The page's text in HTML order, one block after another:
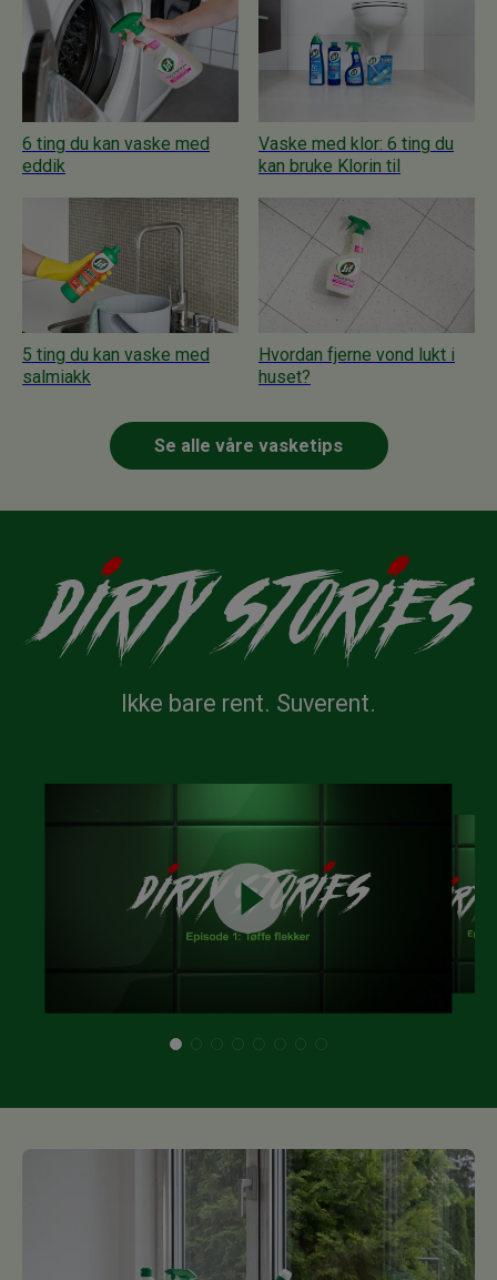
Vi arbeider med løsninger hvor vi utforsker bruken av
bærekraftige materialer som cellulose på alle lagene i
moppen, men vi ser at festevnen og skrubbeevnen til
produktet blir veldig dårlig. Det er med andre ord
engangsvåtmopp, men vi arbeider videre og ser i disse
6 ting du kan vaske med
eddik
Vaske med klor: 6 ting du
kan bruke Klorin til
5 ting du kan vaske med
salmiakk
Hvordan fjerne vond lukt i
huset?
Se alle våre vasketips
Ikke bare rent. Suverent.